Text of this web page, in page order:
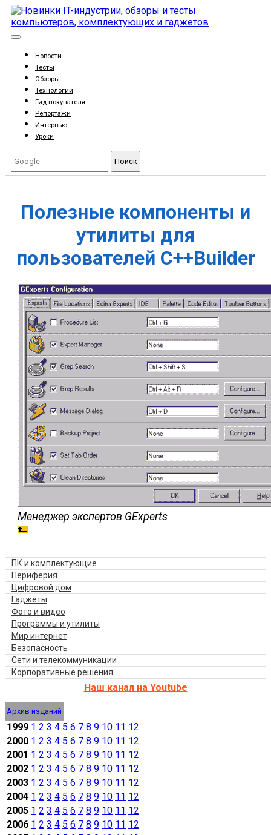
Новости
Тесты
Обзоры
Технологии
Гид покупателя
Репортажи
Интервью
Уроки
Поиск
Полезные компоненты и
утилиты для
пользователей C++Builder
Менеджер экспертов GExperts
ПК и комплектующие
Периферия
Цифровой дом
Гаджеты
Фото и видео
Программы и утилиты
Мир интернет
Безопасность
Сети и телекоммуникации
Корпоративные решения
Наш канал на Youtube
Архив изданий
1999 1 2 3 4 5 6 7 8 9 10 11 12
2000 1 2 3 4 5 6 7 8 9 10 11 12
2001 1 2 3 4 5 6 7 8 9 10 11 12
2002 1 2 3 4 5 6 7 8 9 10 11 12
2003 1 2 3 4 5 6 7 8 9 10 11 12
2004 1 2 3 4 5 6 7 8 9 10 11 12
2005 1 2 3 4 5 6 7 8 9 10 11 12
2006 1 2 3 4 5 6 7 8 9 10 11 12